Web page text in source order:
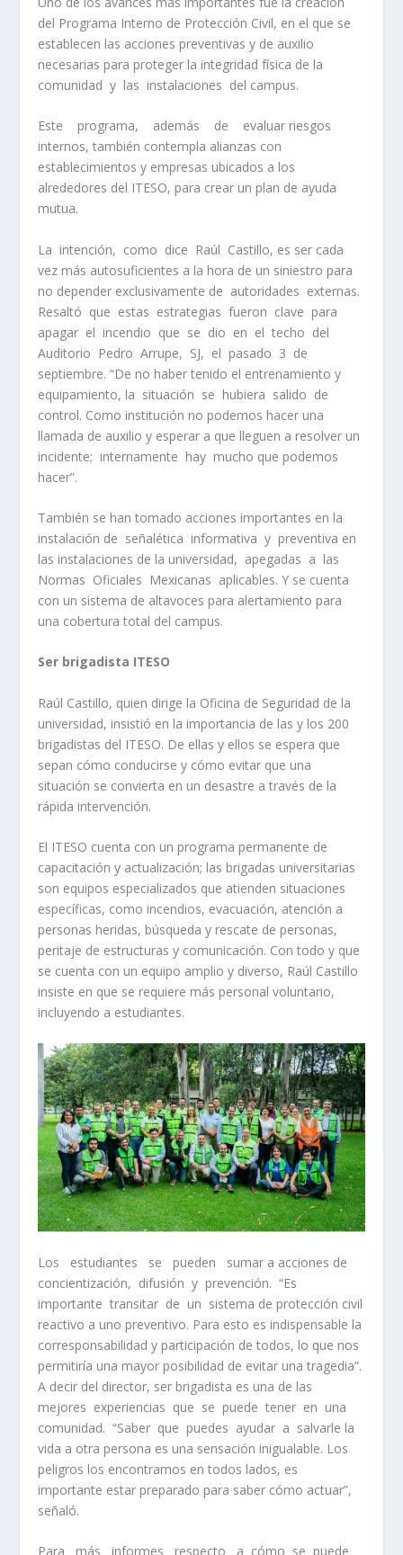
del Programa Interno de Protección Civil, en el que se
establecen las acciones preventivas y de auxilio
necesarias para proteger la integridad física de la
comunidad y las instalaciones del campus.
Este programa, además de evaluar riesgos
internos, también contempla alianzas con
establecimientos y empresas ubicados a los
alrededores del ITESO, para crear un plan de ayuda
mutua.
La intención, como dice Raúl Castillo, es ser cada
vez más autosuficientes a la hora de un siniestro para
no depender exclusivamente de autoridades externas.
Resaltó que estas estrategias fueron clave para
apagar el incendio que se dio en el techo del
Auditorio Pedro Arrupe, SJ, el pasado 3 de
septiembre. “De no haber tenido el entrenamiento y
equipamiento, la situación se hubiera salido de
control. Como institución no podemos hacer una
llamada de auxilio y esperar a que lleguen a resolver un
incidente; internamente hay mucho que podemos
hacer”.
También se han tomado acciones importantes en la
instalación de señalética informativa y preventiva en
las instalaciones de la universidad, apegadas a las
Normas Oficiales Mexicanas aplicables. Y se cuenta
con un sistema de altavoces para alertamiento para
una cobertura total del campus.
Ser brigadista ITESO
Raúl Castillo, quien dirige la Oficina de Seguridad de la
universidad, insistió en la importancia de las y los 200
brigadistas del ITESO. De ellas y ellos se espera que
sepan cómo conducirse y cómo evitar que una
situación se convierta en un desastre a través de la
rápida intervención.
El ITESO cuenta con un programa permanente de
capacitación y actualización; las brigadas universitarias
son equipos especializados que atienden situaciones
específicas, como incendios, evacuación, atención a
personas heridas, búsqueda y rescate de personas,
peritaje de estructuras y comunicación. Con todo y que
se cuenta con un equipo amplio y diverso, Raúl Castillo
insiste en que se requiere más personal voluntario,
incluyendo a estudiantes.
Los estudiantes se pueden sumar a acciones de
concientización, difusión y prevención. “Es
importante transitar de un sistema de protección civil
reactivo a uno preventivo. Para esto es indispensable la
corresponsabilidad y participación de todos, lo que nos
permitiría una mayor posibilidad de evitar una tragedia”.
A decir del director, ser brigadista es una de las
mejores experiencias que se puede tener en una
comunidad. “Saber que puedes ayudar a salvarle la
vida a otra persona es una sensación inigualable. Los
peligros los encontramos en todos lados, es
importante estar preparado para saber cómo actuar”,
señaló.
Para más informes respecto a cómo se puede